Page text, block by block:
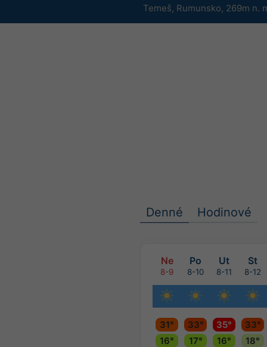
Temeš, Rumunsko, 269m n.
Denné Hodinové
Ne Po Ut St
8-9 8-10 8-11 8-12
31° 33° 35°
33°
16°
17° 16° 18°